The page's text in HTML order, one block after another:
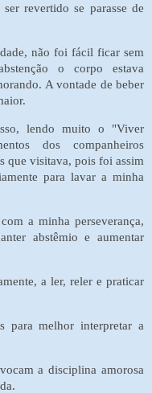
revertido se parasse de
não foi fácil ficar sem
o corpo estava
A vontade de beber
lendo muito o "Viver
dos companheiros
que visitava, pois foi assim
para lavar a minha
a minha perseverança,
abstêmio e aumentar
a ler, reler e praticar
para melhor interpretar a
a disciplina amorosa